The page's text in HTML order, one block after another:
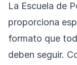
La Escuela de
proporciona
formato que
deben seguir.